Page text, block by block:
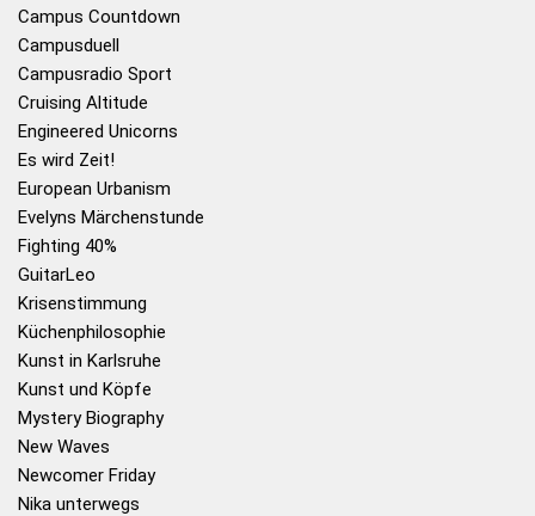
Campus Countdown
Campusduell
Campusradio Sport
Cruising Altitude
Engineered Unicorns
Es wird Zeit!
European Urbanism
Evelyns Märchenstunde
Fighting 40%
GuitarLeo
Krisenstimmung
Küchenphilosophie
Kunst in Karlsruhe
Kunst und Köpfe
Mystery Biography
New Waves
Newcomer Friday
Nika unterwegs